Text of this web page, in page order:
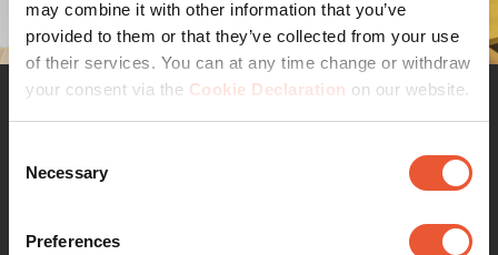
may combine it with other information that you’ve
provided to them or that they’ve collected from your use
of their services. You can at any time change or withdraw
your consent via the Cookie Declaration on our website.
Selection
Necessary
Preferences
Was macht dieses Projekt
so einzigartig?
Der visualisierte Prozess kann mithilfe von Touch-